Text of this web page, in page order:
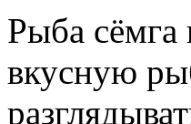
Рыба сёмга
вкусную